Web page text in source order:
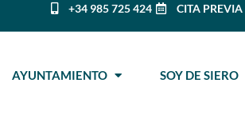
+34 985 725 424 CITA PREVIA
AYUNTAMIENTO SOY DE SIERO